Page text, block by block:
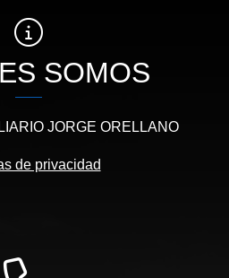
SOMOS
JORGE ORELLANO
de privacidad